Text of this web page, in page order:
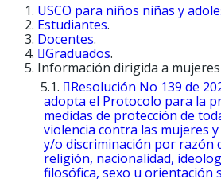
USCO para niños niñas y
Estudiantes.
Docentes.
Graduados.
Información dirigida a mujeres
Resolución No 139 de
adopta el Protocolo para la
medidas de protección de
violencia contra las mujeres
y/o discriminación por razón
religión, nacionalidad,
filosófica, sexo u orientación